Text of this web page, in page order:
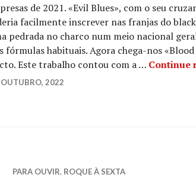
de 2021. «Evil Blues», com o seu
facilmente inscrever nas franjas do
pedrada no charco num meio nacional
fórmulas habituais. Agora chega-nos «Blood
Este trabalho contou com a … Continue
2022
PARA OUVIR, ROQUE À SEXTA